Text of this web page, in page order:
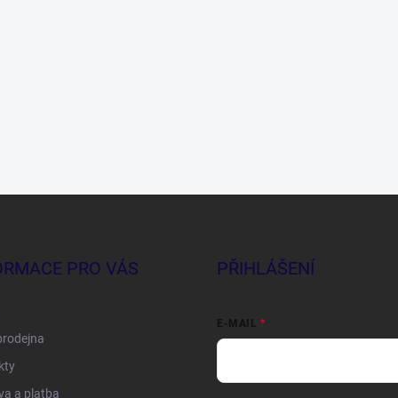
PRO VÁS
a platba
PŘIHLÁŠENÍ
E-MAIL